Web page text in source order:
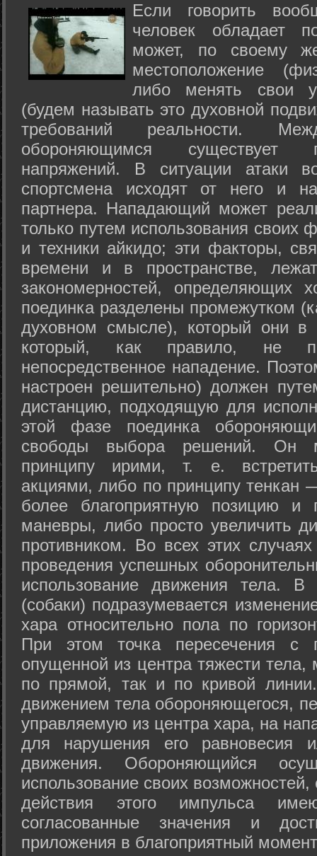
Если говорить
человек обладает
может, по своему
местоположение
либо менять свои
(будем называть это духовной
требований реальности.
обороняющимся существует
напряжений. В ситуации атаки
спортсмена исходят от него и
партнера. Нападающий может
только путем использования своих
и техники айкидо; эти факторы,
времени и в пространстве,
закономерностей, определяющих
поединка разделены промежутком
духовном смысле), который они в
который, как правило, не
непосредственное нападение.
настроен решительно) должен
дистанцию, подходящую для
этой фазе поединка
свободы выбора решений. Он
принципу ирими, т. е.
акциями, либо по принципу тенкан
более благоприятную позицию и
маневры, либо просто увеличить
противником. Во всех этих
проведения успешных
использование движения тела.
(собаки) подразумевается
хара относительно пола по
При этом точка пересечения с
опущенной из центра тяжести
по прямой, так и по кривой
движением тела обороняющегося,
управляемую из центра хара, на
для нарушения его равновесия
движения. Обороняющийся
использование своих
действия этого импульса
согласованные значения и
приложения в благоприятный